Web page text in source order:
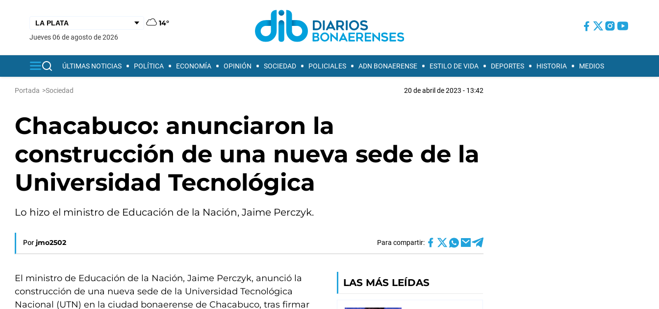
14°
jueves 06 de agosto de 2026
ÚLTIMAS NOTICIAS POLÍTICA ECONOMÍA OPINIÓN SOCIEDAD POLICIALES ADN BONAERENSE ESTILO DE VIDA DEPORTES HISTORIA MEDIOS
Portada >Sociedad 20 de abril de 2023 - 13:42
Chacabuco: anunciaron la
construcción de una nueva sede de la
Universidad Tecnológica
Lo hizo el ministro de Educación de la Nación, Jaime Perczyk.
Por jmo2502 Para compartir:
El ministro de Educación de la Nación, Jaime Perczyk, anunció la
construcción de una nueva sede de la Universidad Tecnológica
Nacional (UTN) en la ciudad bonaerense de Chacabuco, tras firmar
LAS MÁS LEÍDAS